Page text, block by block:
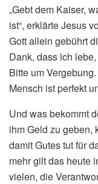
„Gebt dem Kaiser,
ist“, erklärte Jesus
Gott allein gebührt
Dank, dass ich
Bitte um
Mensch ist perfekt
Und was bekommt
ihm Geld zu geben,
damit Gutes tut für
mehr gilt das heute
vielen, die